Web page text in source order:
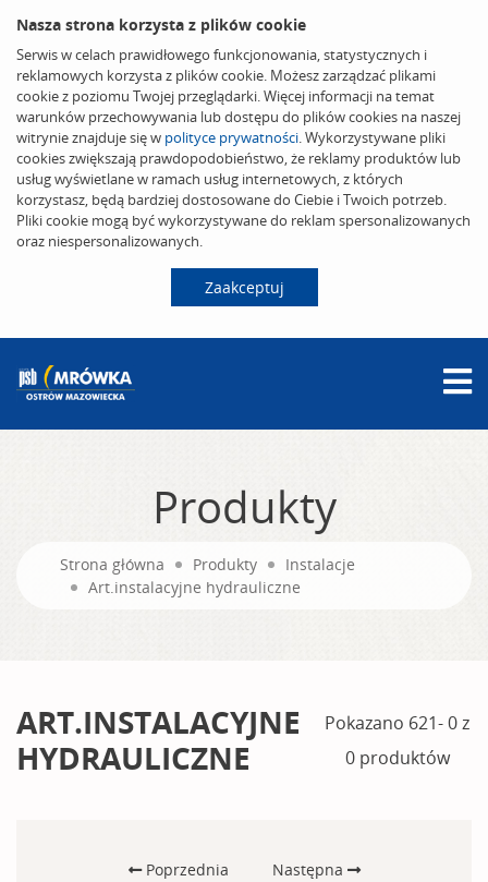
Nasza strona korzysta z plików cookie
Serwis w celach prawidłowego funkcjonowania, statystycznych i
reklamowych korzysta z plików cookie. Możesz zarządzać plikami
cookie z poziomu Twojej przeglądarki. Więcej informacji na temat
warunków przechowywania lub dostępu do plików cookies na naszej
witrynie znajduje się w polityce prywatności. Wykorzystywane pliki
cookies zwiększają prawdopodobieństwo, że reklamy produktów lub
usług wyświetlane w ramach usług internetowych, z których
korzystasz, będą bardziej dostosowane do Ciebie i Twoich potrzeb.
Pliki cookie mogą być wykorzystywane do reklam spersonalizowanych
oraz niespersonalizowanych.
Zaakceptuj
Produkty
Strona główna Produkty
Instalacje
Art.instalacyjne hydrauliczne
ART.INSTALACYJNE
HYDRAULICZNE
Pokazano 621- 0 z
0 produktów
Poprzednia Następna